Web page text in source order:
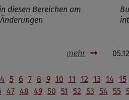
diesen Bereichen am
mehr
4 5 6 7 8 9 10 11 12 13 14 15
47 48 49 50 51 52 53 54 55